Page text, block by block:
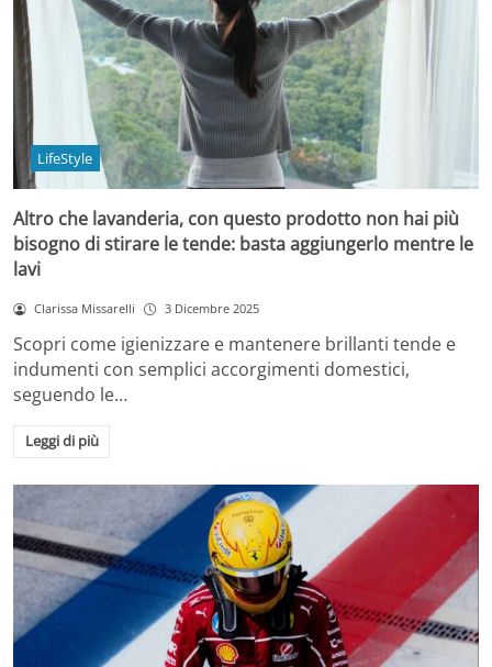
LifeStyle
Altro che lavanderia, con questo prodotto non hai più
bisogno di stirare le tende: basta aggiungerlo mentre le
lavi
Clarissa Missarelli 3 Dicembre 2025
Scopri come igienizzare e mantenere brillanti tende e
indumenti con semplici accorgimenti domestici,
seguendo le…
Leggi di più